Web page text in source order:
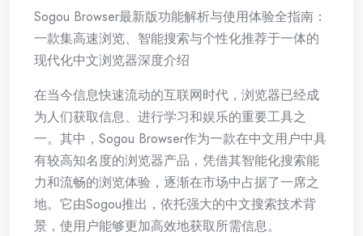
Sogou Browser最新版功能解析与使用体验全指南：
一款集高速浏览、智能搜索与个性化推荐于一体的
现代化中文浏览器深度介绍
在当今信息快速流动的互联网时代，浏览器已经成
为人们获取信息、进行学习和娱乐的重要工具之
一。其中，Sogou Browser作为一款在中文用户中具
有较高知名度的浏览器产品，凭借其智能化搜索能
力和流畅的浏览体验，逐渐在市场中占据了一席之
地。它由Sogou推出，依托强大的中文搜索技术背
景，使用户能够更加高效地获取所需信息。